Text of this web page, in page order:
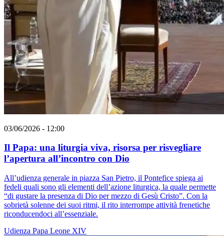
03/06/2026 - 12:00
Il Papa: una liturgia viva, risorsa per risvegliare
l’apertura all’incontro con Dio
All’udienza generale in piazza San Pietro, il Pontefice spiega ai
fedeli quali sono gli elementi dell’azione liturgica, la quale permette
“di gustare la presenza di Dio per mezzo di Gesù Cristo”. Con la
sobrietà solenne dei suoi ritmi, il rito interrompe attività frenetiche
riconducendoci all’essenziale.
Udienza Papa Leone XIV